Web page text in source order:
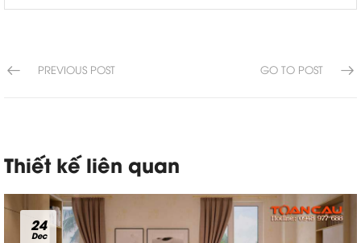
PREVIOUS POST GO TO POST
Thiết kế liên quan
24
Dec